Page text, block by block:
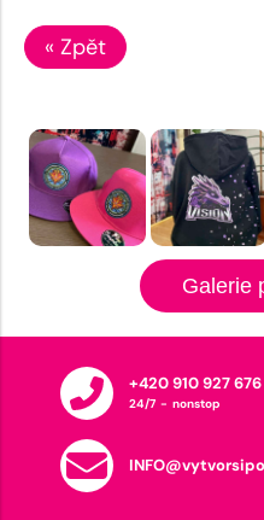
« Zpět
Galerie
+420 910 927 676
24/7 - nonstop